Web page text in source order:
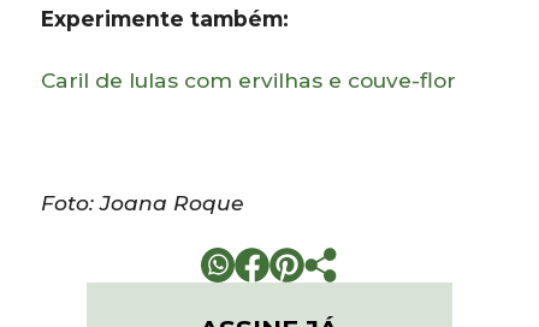
Experimente também:
Caril de lulas com ervilhas e couve-flor
Foto: Joana Roque